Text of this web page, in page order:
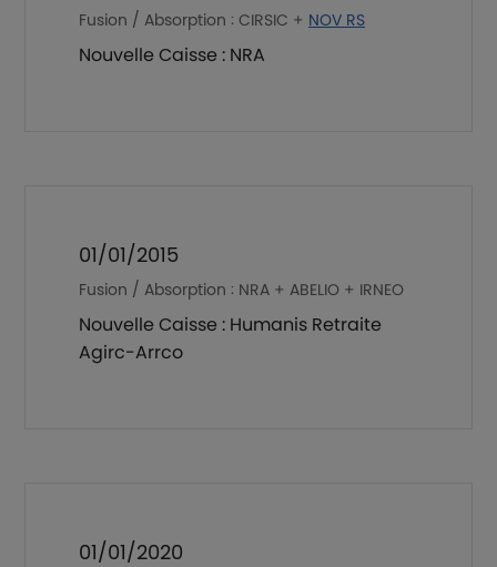
Fusion / Absorption : CIRSIC + NOV RS
Nouvelle Caisse : NRA
01/01/2015
Fusion / Absorption : NRA + ABELIO + IRNEO
Nouvelle Caisse : Humanis Retraite
Agirc-Arrco
01/01/2020